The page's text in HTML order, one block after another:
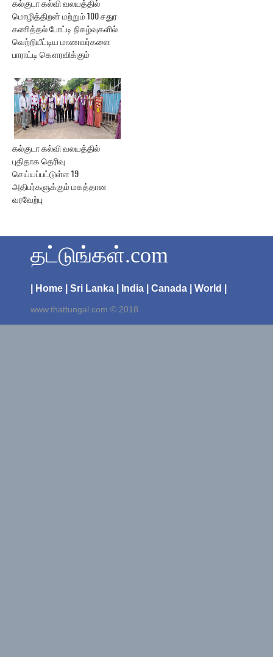
கல்குடா கல்வி வலயத்தில்
மொழித்திறன் மற்றும் 100 சதுர
கணித்தல் போட்டி நிகழ்வுகளில்
வெற்றியீட்டிய மாணவர்களை
பாராட்டி கௌரவிக்கும்
கல்குடா கல்வி வலயத்தில்
புதிதாக தெரிவு
செய்யப்பட்டுள்ள 19
அதிபர்களுக்கும் மகத்தான
வரவேற்பு
தட்டுங்கள்.com
| Home | Sri Lanka | India | Canada | World |
www.thattungal.com © 2018